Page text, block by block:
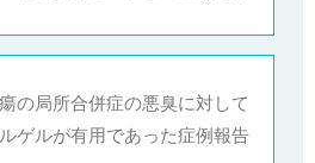
の局所合併症の悪臭に対して
ゲルが有用であった症例報告